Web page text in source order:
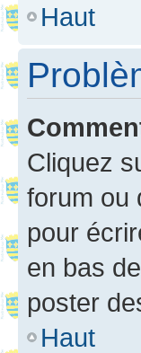
Haut
Cliquez
forum ou
pour
en bas
poster
Haut